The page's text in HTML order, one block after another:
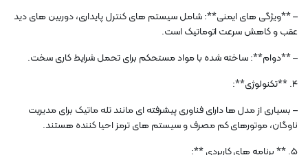
– **ویژگی های ایمنی**: شامل سیستم های کنترل پایداری، دوربین های دید
عقب و کاهش سرعت اتوماتیک است.
– **دوام**: ساخته شده با مواد مستحکم برای تحمل شرایط کاری سخت.
4. **تکنولوژی**:
– بسیاری از مدل ها دارای فناوری پیشرفته ای مانند تله ماتیک برای مدیریت
ناوگان، موتورهای کم مصرف و سیستم های ترمز احیا کننده هستند.